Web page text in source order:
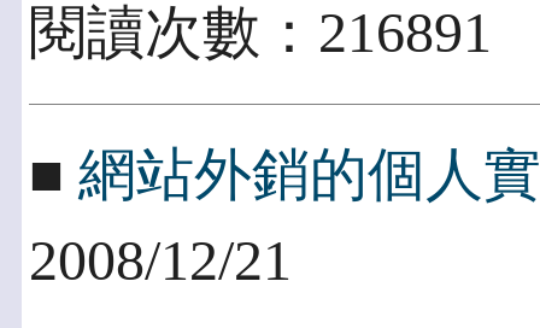
閱讀次數：
■ 網站外銷的個人
2008/12/21